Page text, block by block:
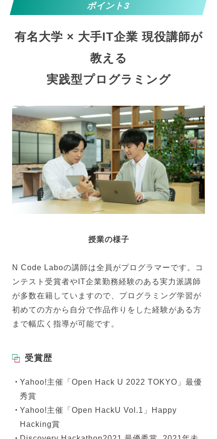
ポイント3
有名大学 × 大手IT企業 現役講師が
教える
実践型プログラミング
授業の様子
N Code Laboの講師は全員がプログラマーです。コ
ンテスト受賞者やIT企業勤務経験のある実力派講師
が多数在籍していますので、プログラミング学習が
初めての方から自分で作品作りをした経験がある方
まで幅広く指導が可能です。
受賞歴
Yahoo!主催「Open Hack U 2022 TOKYO」最優
秀賞
Yahoo!主催「Open HackU Vol.1」Happy
Hacking賞